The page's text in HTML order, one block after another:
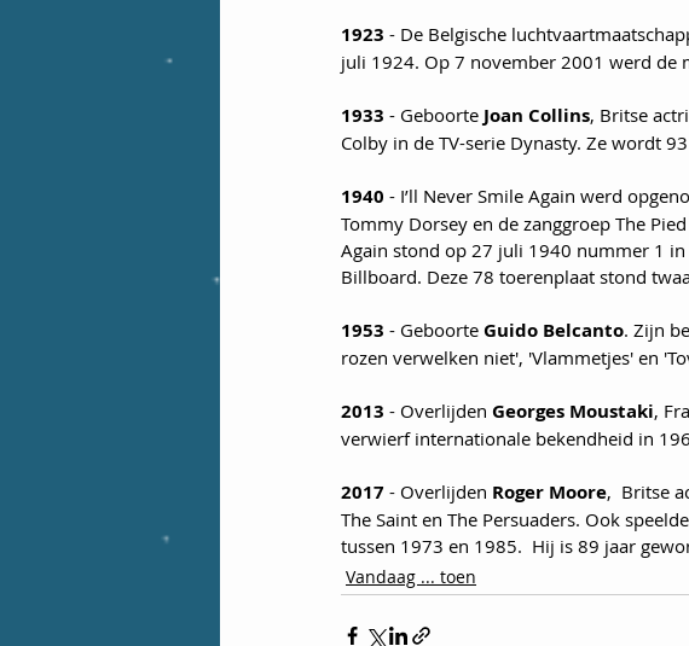
1923 - De Belgische
juli 1924. Op 7 november 2001 werd de
1933 - Geboorte Joan Collins, Britse
Colby in de TV-serie Dynasty. Ze wordt
1940 - I’ll Never Smile Again werd
Tommy Dorsey en de zanggroep The
Again stond op 27 juli 1940 nummer 1
Billboard. Deze 78 toerenplaat stond
1953 - Geboorte Guido Belcanto. Zijn
rozen verwelken niet', 'Vlammetjes' en
2013 - Overlijden Georges Moustaki,
verwierf internationale bekendheid in
2017 - Overlijden Roger Moore,  Britse
The Saint en The Persuaders. Ook
tussen 1973 en 1985.  Hij is 89 jaar
Vandaag ... toen